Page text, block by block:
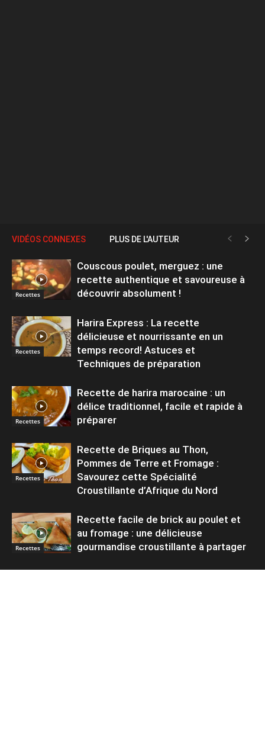
VIDÉOS CONNEXES PLUS DE L'AUTEUR
Recettes
Couscous poulet, merguez : une
recette authentique et savoureuse à
découvrir absolument !
Recettes
Harira Express : La recette
délicieuse et nourrissante en un
temps record! Astuces et
Techniques de préparation
Recettes
Recette de harira marocaine : un
délice traditionnel, facile et rapide à
préparer
Recettes
Recette de Briques au Thon,
Pommes de Terre et Fromage :
Savourez cette Spécialité
Croustillante d’Afrique du Nord
Recettes
Recette facile de brick au poulet et
au fromage : une délicieuse
gourmandise croustillante à partager